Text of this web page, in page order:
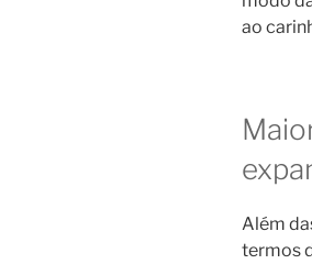
ao
Além
termos